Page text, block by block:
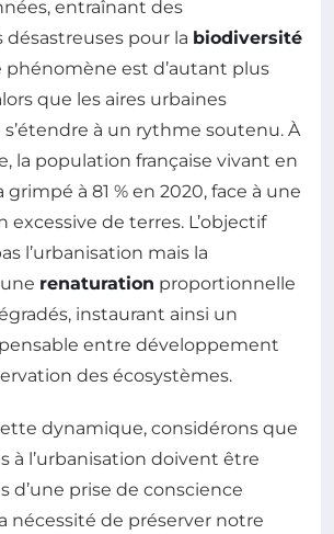
entraînant des
pour la biodiversité
phénomène est d’autant plus
que les aires urbaines
à un rythme soutenu. À
la population française vivant en
à 81 % en 2020, face à une
de terres. L’objectif
l’urbanisation mais la
renaturation proportionnelle
instaurant ainsi un
entre développement
des écosystèmes.
dynamique, considérons que
à l’urbanisation doivent être
d’une prise de conscience
nécessité de préserver notre